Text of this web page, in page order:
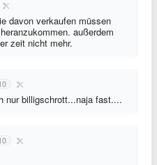
davon verkaufen müssen
außerdem
zeit nicht mehr.
nur billigschrott...naja fast....